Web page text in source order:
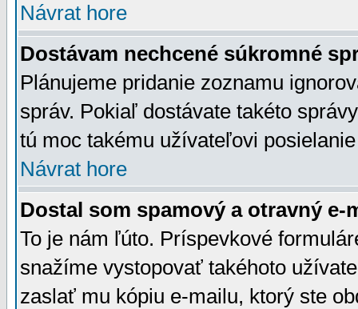
Návrat hore
Dostávam nechcené súkromné
Plánujeme pridanie zoznamu
správ. Pokiaľ dostávate takéto
tú moc takému užívateľovi
Návrat hore
Dostal som spamový a otravný e-
To je nám ľúto. Príspevkové
snažíme vystopovať takéhoto
zaslať mu kópiu e-mailu, ktorý ste